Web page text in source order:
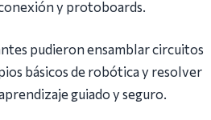
y protoboards.
pudieron ensamblar circuitos
básicos de robótica y resolver
guiado y seguro.